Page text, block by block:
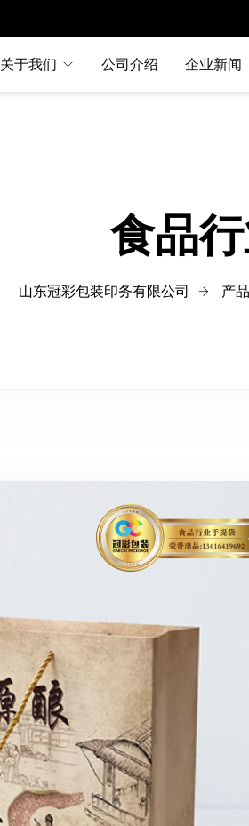
关于我们 公司介绍 企业新闻
食品
山东冠彩包装印务有限公司 产